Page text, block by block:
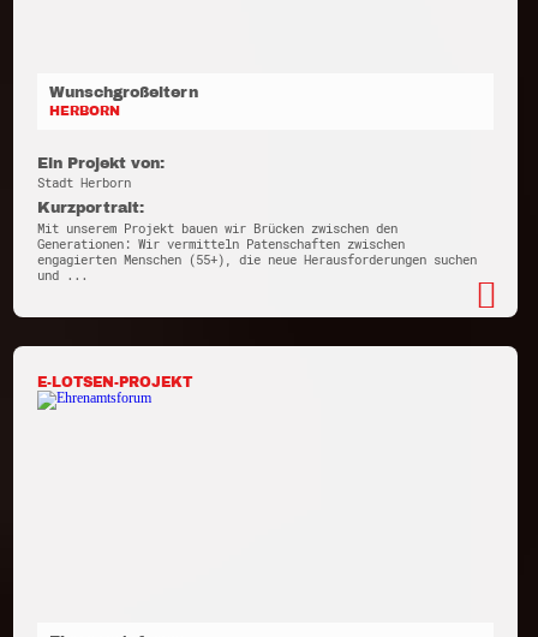
Wunschgroßeltern
HERBORN
Ein Projekt von:
Stadt Herborn
Kurzportrait:
Mit unserem Projekt bauen wir Brücken zwischen den
Generationen: Wir vermitteln Patenschaften zwischen
engagierten Menschen (55+), die neue Herausforderungen suchen
und ...
E-LOTSEN-PROJEKT